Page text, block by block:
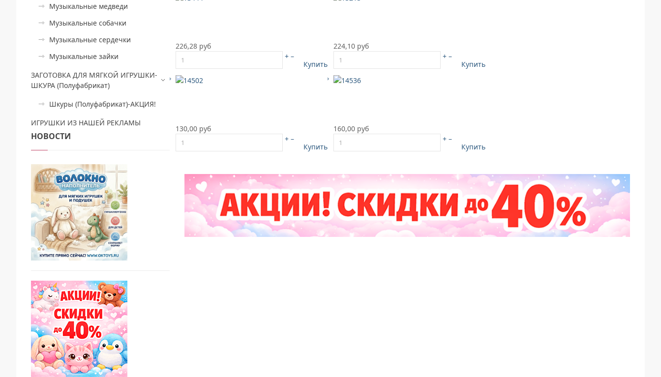
226,28 руб
+ –
Купить
224,10 руб
+ –
Купить
130,00 руб
+ –
Купить
160,00 руб
+ –
Купить
Музыкальные медведи
Музыкальные собачки
Музыкальные сердечки
Музыкальные зайки
ЗАГОТОВКА ДЛЯ МЯГКОЙ ИГРУШКИ-
ШКУРА (Полуфабрикат)
Шкуры (Полуфабрикат)-АКЦИЯ!
ИГРУШКИ ИЗ НАШЕЙ РЕКЛАМЫ
НОВОСТИ